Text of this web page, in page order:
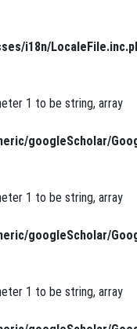
i18n/
1 to be string, array
googleScholar/
1 to be string, array
googleScholar/
1 to be string, array